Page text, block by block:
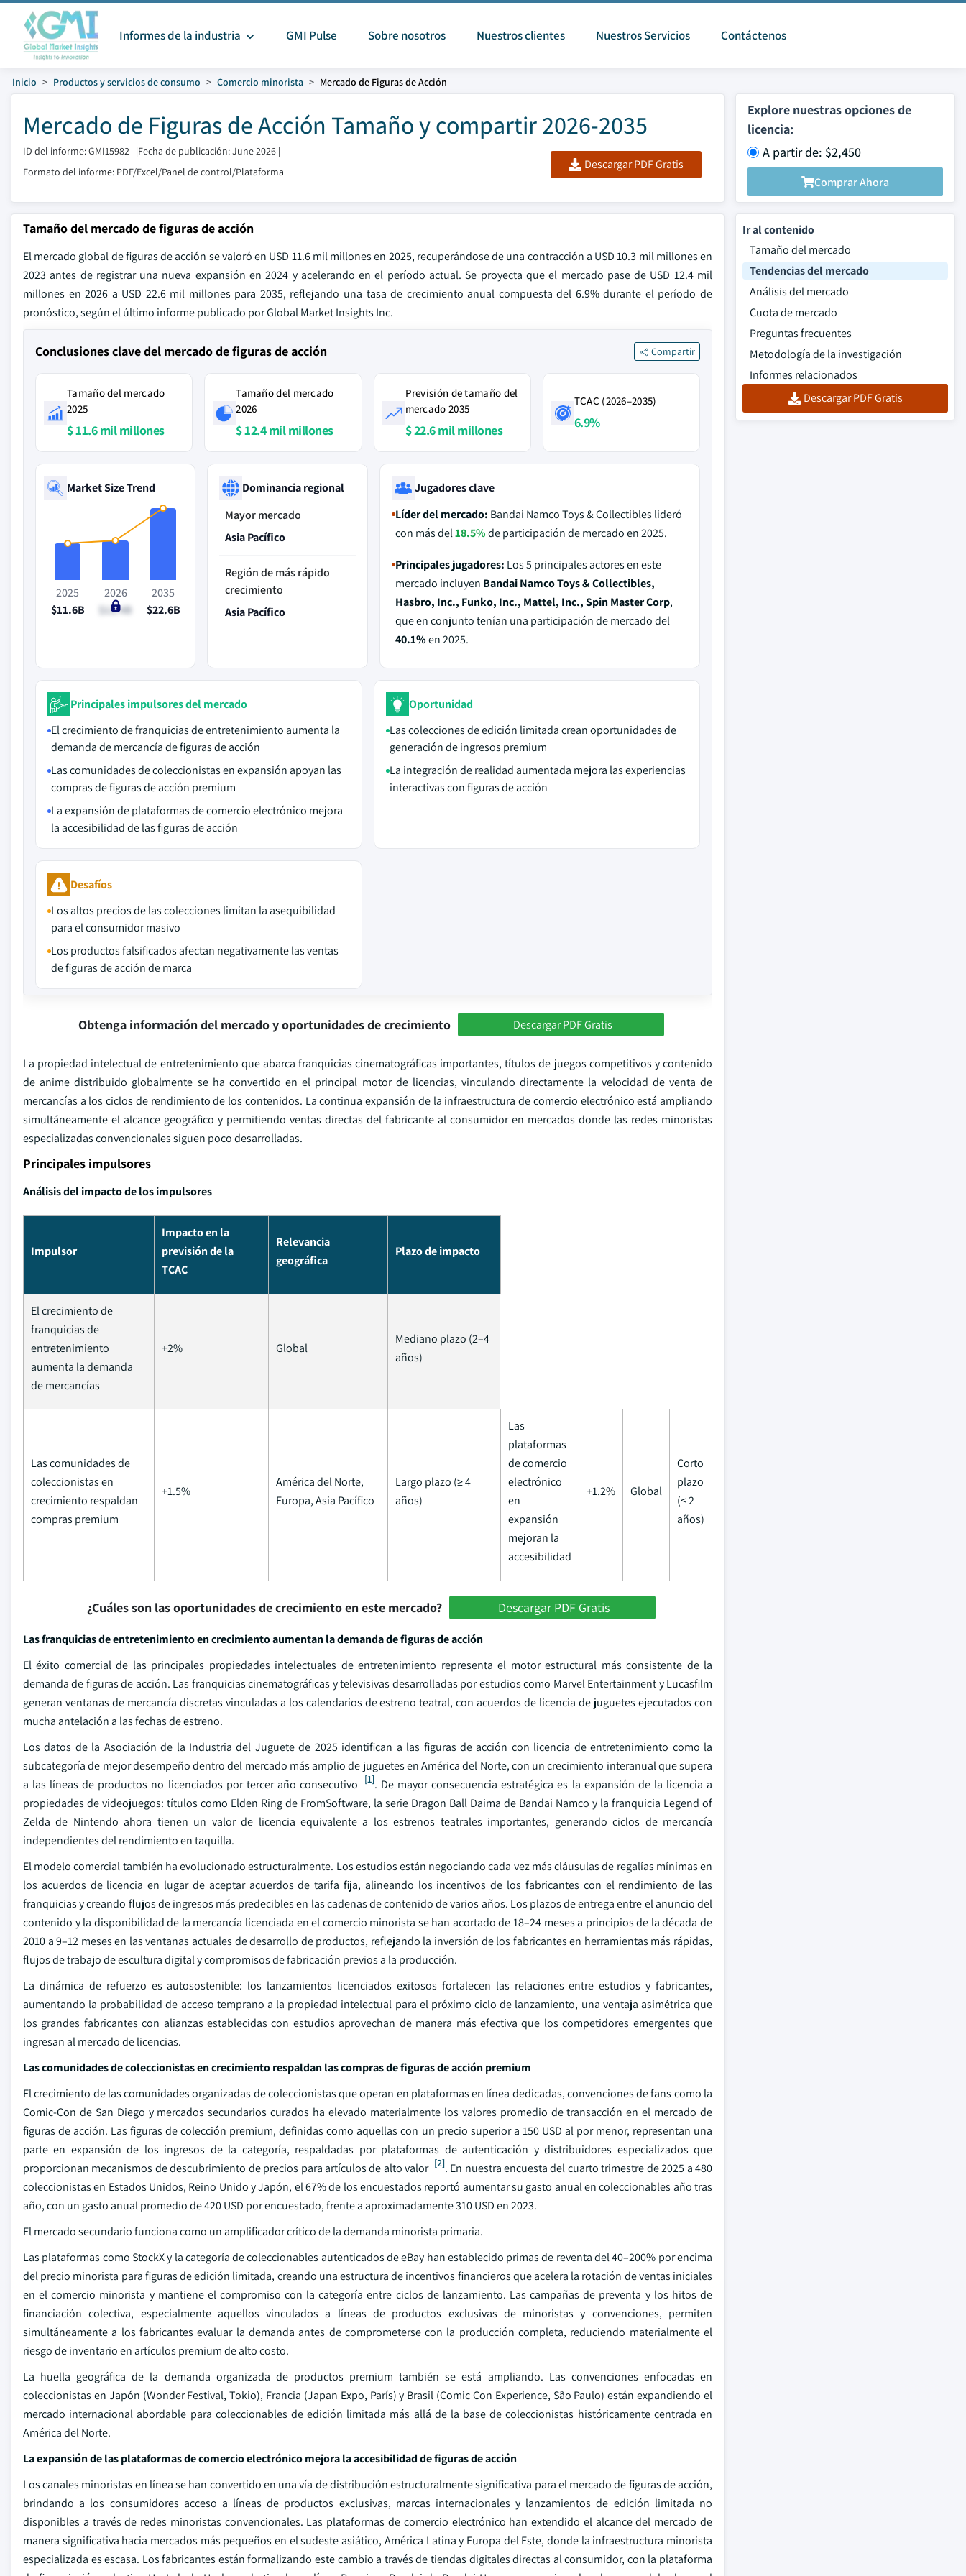
Informes de la industria GMI Pulse Sobre nosotros Nuestros clientes Nuestros Servicios Contáctenos
Inicio Productos y servicios de consumo Comercio minorista Mercado de Figuras de Acción
Mercado de Figuras de Acción Tamaño y compartir 2026-2035
ID del informe: GMI15982 |Fecha de publicación: June 2026 |
Formato del informe: PDF/Excel/Panel de control/Plataforma
Descargar PDF Gratis
Explore nuestras opciones de
licencia:
A partir de: $2,450
Comprar Ahora
Tamaño del mercado de figuras de acción
El mercado global de figuras de acción se valoró en USD 11.6 mil millones en 2025, recuperándose de una contracción a USD 10.3 mil millones en
2023 antes de registrar una nueva expansión en 2024 y acelerando en el período actual. Se proyecta que el mercado pase de USD 12.4 mil
millones en 2026 a USD 22.6 mil millones para 2035, reflejando una tasa de crecimiento anual compuesta del 6.9% durante el período de
pronóstico, según el último informe publicado por Global Market Insights Inc.
Conclusiones clave del mercado de figuras de acción Compartir
Tamaño del mercado
2025
$ 11.6 mil millones
Tamaño del mercado
2026
$ 12.4 mil millones
Previsión de tamaño del
mercado 2035
$ 22.6 mil millones
TCAC (2026–2035)
6.9%
Market Size Trend
2025
$11.6B
2026
$12.4B
2035
$22.6B
Dominancia regional
Mayor mercado
Asia Pacífico
Región de más rápido
crecimiento
Asia Pacífico
Jugadores clave
Líder del mercado: Bandai Namco Toys & Collectibles lideró
con más del18.5%de participación de mercado en 2025.
Principales jugadores: Los 5 principales actores en este
mercado incluyen Bandai Namco Toys & Collectibles,
Hasbro, Inc., Funko, Inc., Mattel, Inc., Spin Master Corp,
que en conjunto tenían una participación de mercado del
40.1%en 2025.
Principales impulsores del mercado
El crecimiento de franquicias de entretenimiento aumenta la
demanda de mercancía de figuras de acción
Las comunidades de coleccionistas en expansión apoyan las
compras de figuras de acción premium
La expansión de plataformas de comercio electrónico mejora
la accesibilidad de las figuras de acción
Oportunidad
Las colecciones de edición limitada crean oportunidades de
generación de ingresos premium
La integración de realidad aumentada mejora las experiencias
interactivas con figuras de acción
Desafíos
Los altos precios de las colecciones limitan la asequibilidad
para el consumidor masivo
Los productos falsificados afectan negativamente las ventas
de figuras de acción de marca
Obtenga información del mercado y oportunidades de crecimiento Descargar PDF Gratis
La propiedad intelectual de entretenimiento que abarca franquicias cinematográficas importantes, títulos de juegos competitivos y contenido
de anime distribuido globalmente se ha convertido en el principal motor de licencias, vinculando directamente la velocidad de venta de
mercancías a los ciclos de rendimiento de los contenidos. La continua expansión de la infraestructura de comercio electrónico está ampliando
simultáneamente el alcance geográfico y permitiendo ventas directas del fabricante al consumidor en mercados donde las redes minoristas
especializadas convencionales siguen poco desarrolladas.
Principales impulsores
Análisis del impacto de los impulsores
Impulsor
Impacto en la
previsión de la
TCAC
Relevancia
geográfica
Plazo de impacto
El crecimiento de
franquicias de
entretenimiento
aumenta la demanda
de mercancías
+2% Global
Mediano plazo (2–4
años)
Las comunidades de
coleccionistas en
crecimiento respaldan
compras premium
+1.5%
América del Norte,
Europa, Asia Pacífico
Largo plazo (≥ 4
años)
Las
plataformas
de comercio
electrónico
en
expansión
mejoran la
accesibilidad
+1.2% Global
Corto
plazo
(≤ 2
años)
¿Cuáles son las oportunidades de crecimiento en este mercado? Descargar PDF Gratis
Las franquicias de entretenimiento en crecimiento aumentan la demanda de figuras de acción
El éxito comercial de las principales propiedades intelectuales de entretenimiento representa el motor estructural más consistente de la
demanda de figuras de acción. Las franquicias cinematográficas y televisivas desarrolladas por estudios como Marvel Entertainment y Lucasfilm
generan ventanas de mercancía discretas vinculadas a los calendarios de estreno teatral, con acuerdos de licencia de juguetes ejecutados con
mucha antelación a las fechas de estreno.
Los datos de la Asociación de la Industria del Juguete de 2025 identifican a las figuras de acción con licencia de entretenimiento como la
subcategoría de mejor desempeño dentro del mercado más amplio de juguetes en América del Norte, con un crecimiento interanual que supera
a las líneas de productos no licenciados por tercer año consecutivo
[1]. De mayor consecuencia estratégica es la expansión de la licencia a
propiedades de videojuegos: títulos como Elden Ring de FromSoftware, la serie Dragon Ball Daima de Bandai Namco y la franquicia Legend of
Zelda de Nintendo ahora tienen un valor de licencia equivalente a los estrenos teatrales importantes, generando ciclos de mercancía
independientes del rendimiento en taquilla.
El modelo comercial también ha evolucionado estructuralmente. Los estudios están negociando cada vez más cláusulas de regalías mínimas en
los acuerdos de licencia en lugar de aceptar acuerdos de tarifa fija, alineando los incentivos de los fabricantes con el rendimiento de las
franquicias y creando flujos de ingresos más predecibles en las cadenas de contenido de varios años. Los plazos de entrega entre el anuncio del
contenido y la disponibilidad de la mercancía licenciada en el comercio minorista se han acortado de 18–24 meses a principios de la década de
2010 a 9–12 meses en las ventanas actuales de desarrollo de productos, reflejando la inversión de los fabricantes en herramientas más rápidas,
flujos de trabajo de escultura digital y compromisos de fabricación previos a la producción.
La dinámica de refuerzo es autosostenible: los lanzamientos licenciados exitosos fortalecen las relaciones entre estudios y fabricantes,
aumentando la probabilidad de acceso temprano a la propiedad intelectual para el próximo ciclo de lanzamiento, una ventaja asimétrica que
los grandes fabricantes con alianzas establecidas con estudios aprovechan de manera más efectiva que los competidores emergentes que
ingresan al mercado de licencias.
Las comunidades de coleccionistas en crecimiento respaldan las compras de figuras de acción premium
El crecimiento de las comunidades organizadas de coleccionistas que operan en plataformas en línea dedicadas, convenciones de fans como la
Comic-Con de San Diego y mercados secundarios curados ha elevado materialmente los valores promedio de transacción en el mercado de
figuras de acción. Las figuras de colección premium, definidas como aquellas con un precio superior a 150 USD al por menor, representan una
parte en expansión de los ingresos de la categoría, respaldadas por plataformas de autenticación y distribuidores especializados que
proporcionan mecanismos de descubrimiento de precios para artículos de alto valor [2]. En nuestra encuesta del cuarto trimestre de 2025 a 480
coleccionistas en Estados Unidos, Reino Unido y Japón, el 67% de los encuestados reportó aumentar su gasto anual en coleccionables año tras
año, con un gasto anual promedio de 420 USD por encuestado, frente a aproximadamente 310 USD en 2023.
El mercado secundario funciona como un amplificador crítico de la demanda minorista primaria.
Las plataformas como StockX y la categoría de coleccionables autenticados de eBay han establecido primas de reventa del 40–200% por encima
del precio minorista para figuras de edición limitada, creando una estructura de incentivos financieros que acelera la rotación de ventas iniciales
en el comercio minorista y mantiene el compromiso con la categoría entre ciclos de lanzamiento. Las campañas de preventa y los hitos de
financiación colectiva, especialmente aquellos vinculados a líneas de productos exclusivas de minoristas y convenciones, permiten
simultáneamente a los fabricantes evaluar la demanda antes de comprometerse con la producción completa, reduciendo materialmente el
riesgo de inventario en artículos premium de alto costo.
La huella geográfica de la demanda organizada de productos premium también se está ampliando. Las convenciones enfocadas en
coleccionistas en Japón (Wonder Festival, Tokio), Francia (Japan Expo, París) y Brasil (Comic Con Experience, São Paulo) están expandiendo el
mercado internacional abordable para coleccionables de edición limitada más allá de la base de coleccionistas históricamente centrada en
América del Norte.
La expansión de las plataformas de comercio electrónico mejora la accesibilidad de figuras de acción
Los canales minoristas en línea se han convertido en una vía de distribución estructuralmente significativa para el mercado de figuras de acción,
brindando a los consumidores acceso a líneas de productos exclusivas, marcas internacionales y lanzamientos de edición limitada no
disponibles a través de redes minoristas convencionales. Las plataformas de comercio electrónico han extendido el alcance del mercado de
manera significativa hacia mercados más pequeños en el sudeste asiático, América Latina y Europa del Este, donde la infraestructura minorista
especializada es escasa. Los fabricantes están formalizando este cambio a través de tiendas digitales directas al consumidor, con la plataforma
Ir al contenido
Tamaño del mercado
Tendencias del mercado
Análisis del mercado
Cuota de mercado
Preguntas frecuentes
Metodología de la investigación
Informes relacionados
Descargar PDF Gratis